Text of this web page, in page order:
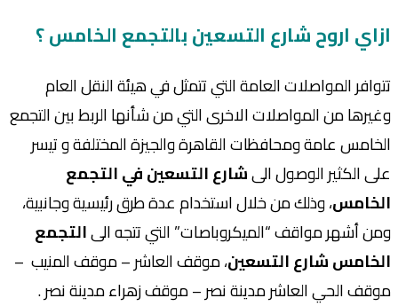
ازاي اروح شارع التسعين بالتجمع الخامس ؟
تتوافر المواصلات العامة التي تتمثل في هيئة النقل العام
وغيرها من المواصلات الاخرى التي من شأنها الربط بين التجمع
الخامس عامة ومحافظات القاهرة والجيزة المختلفة و تيسر
على الكثير الوصول الىشارع التسعين في التجمع
الخامس، وذلك من خلال استخدام عدة طرق رئيسية وجانبية،
ومن أشهر مواقف “الميكروباصات” التي تتجه الىالتجمع
الخامس شارع التسعين، موقف العاشر – موقف المنيب –
موقف الحي العاشر مدينة نصر – موقف زهراء مدينة نصر .